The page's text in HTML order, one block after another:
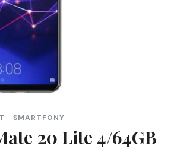
SMARTFONY
20 Lite 4/64GB